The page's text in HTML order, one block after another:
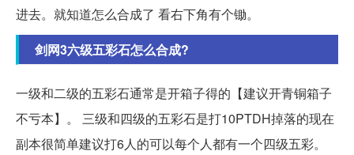
进去。就知道怎么合成了 看右下角有个锄。
剑网3六级五彩石怎么合成?
一级和二级的五彩石通常是开箱子得的【建议开青铜箱子
不亏本】。 三级和四级的五彩石是打10PTDH掉落的现在
副本很简单建议打6人的可以每个人都有一个四级五彩。